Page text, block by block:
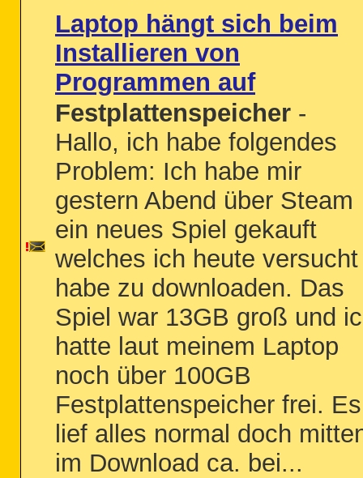
Laptop hängt sich beim
Installieren von
Programmen auf
Festplattenspeicher -
Hallo, ich habe folgendes
Problem: Ich habe mir
gestern Abend über Steam
ein neues Spiel gekauft
welches ich heute versucht
habe zu downloaden. Das
Spiel war 13GB groß und
hatte laut meinem Laptop
noch über 100GB
Festplattenspeicher frei. Es
lief alles normal doch
im Download ca. bei...